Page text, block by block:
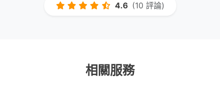
4.6 (10 評論)
相關服務